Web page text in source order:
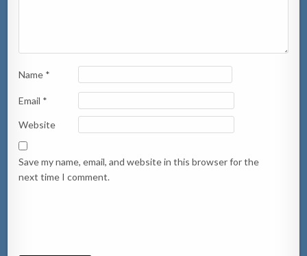
Name *
Email *
Website
Save my name, email, and website in this browser for the
next time I comment.